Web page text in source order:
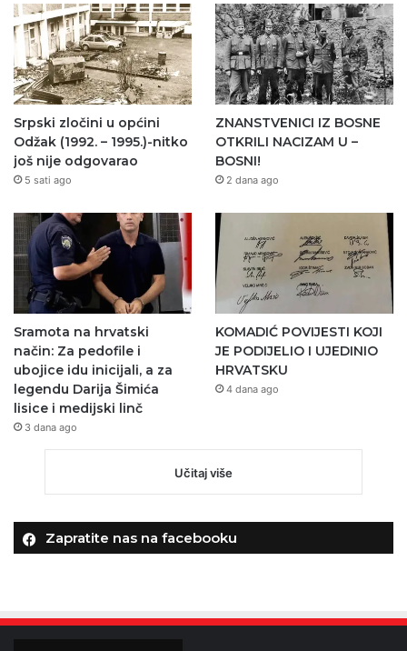
Srpski zločini u općini
Odžak (1992. – 1995.)-nitko
još nije odgovarao
5 sati ago
ZNANSTVENICI IZ BOSNE
OTKRILI NACIZAM U –
BOSNI!
2 dana ago
Sramota na hrvatski
način: Za pedofile i
ubojice idu inicijali, a za
legendu Darija Šimića
lisice i medijski linč
3 dana ago
KOMADIĆ POVIJESTI KOJI
JE PODIJELIO I UJEDINIO
HRVATSKU
4 dana ago
Učitaj više
Zapratite nas na facebooku